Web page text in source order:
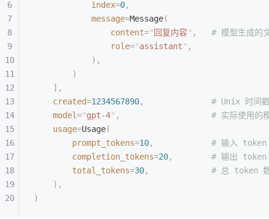
            index
=0,
            message
=Message(
                content
=" 回复内容" ,
# 模型生成的
                role
="assistant" ,
            ),
        )
    ],
    created
=1234567890,
# Unix 时间
    model
="gpt-4" ,
# 实际使用的
    usage
=Usage(
        prompt_tokens
=10,
# 输入 token
        completion_tokens
=20,
# 输出 token
        total_tokens
=30,
# 总 token
    ),
)